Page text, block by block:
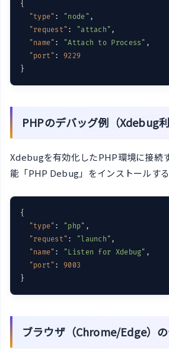
{
"type" : "node" ,
"request" : "attach" ,
"name" : "Attach to Process" ,
"port" : 9229
PHPのデバッグ例（Xdebug利
Xdebugを有効化したPHP環境に接続
能「PHP Debug」をインストールする
{
"type" : "php" ,
"request" : "launch" ,
"name" : "Listen for Xdebug" ,
"port" : 9003
ブラウザ（Chrome/Edge）